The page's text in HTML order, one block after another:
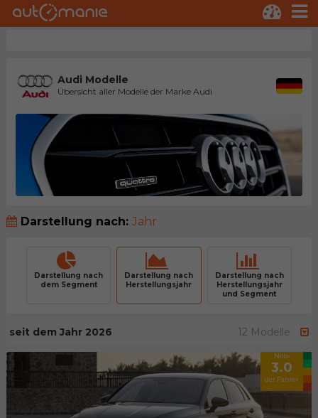
Audi Modelle
Übersicht aller Modelle der Marke Audi
Darstellung nach: Jahr
Darstellung nach
dem Segment
Darstellung nach
Herstellungsjahr
Darstellung nach
Herstellungsjahr
und Segment
seit dem Jahr 2026 12 Modelle
Note
3.0
der Fahrer